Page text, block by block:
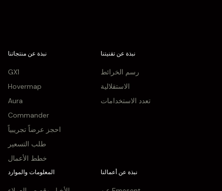
نبذة عن منتجاتنا
GX1
Hovermap
Aura
Commander
احجز عرضاً تجريبياً
طلب التسعير
خطط الأعمال
نبذة عن تقنيتنا
رسم الخرائط
الاستقلالية
تعدد الاستخدامات
المعلومات والموارد نبذة عن أعمالنا